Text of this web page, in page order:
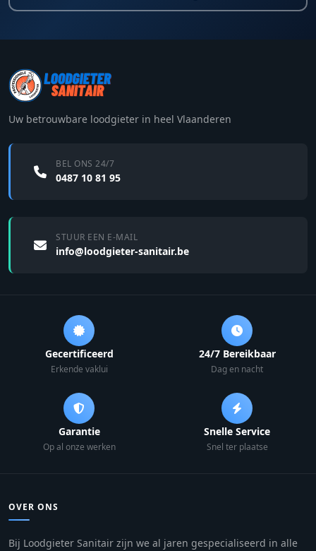
Uw betrouwbare loodgieter in heel Vlaanderen
BEL ONS 24/7
0487 10 81 95
STUUR EEN E-MAIL
info@loodgieter-sanitair.be
Gecertificeerd
Erkende vaklui
24/7 Bereikbaar
Dag en nacht
Garantie
Op al onze werken
Snelle Service
Snel ter plaatse
OVER ONS
Bij Loodgieter Sanitair zijn we al jaren gespecialiseerd in alle